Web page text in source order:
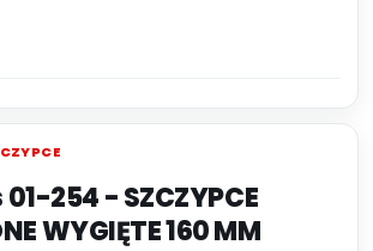
254 - SZCZYPCE
WYGIĘTE 160 MM